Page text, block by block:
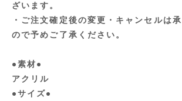
ざいます。
・ご注文確定後の変更・キャンセルは
ので予めご了承ください。
●素材●
アクリル
●サイズ●